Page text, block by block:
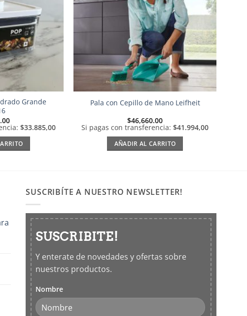
Grande
$33.885,00
Pala con Cepillo de Mano Leifheit
$46,660.00
Si pagas con transferencia: $41.994,00
AÑADIR AL CARRITO
SUSCRIBÍTE A NUESTRO NEWSLETTER!
SUSCRIBITE!
Y enterate de novedades y ofertas sobre
nuestros productos.
Nombre